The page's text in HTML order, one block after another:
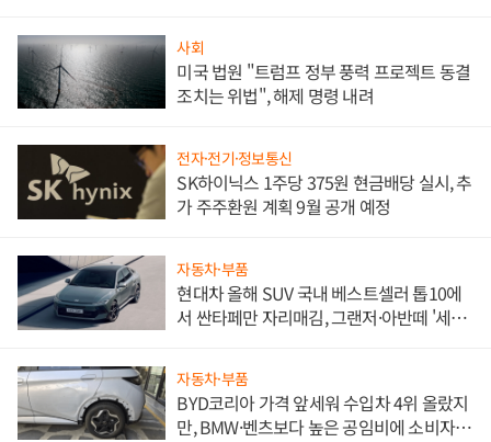
사회
미국 법원 "트럼프 정부 풍력 프로젝트 동결
조치는 위법", 해제 명령 내려
전자·전기·정보통신
SK하이닉스 1주당 375원 현금배당 실시, 추
가 주주환원 계획 9월 공개 예정
자동차·부품
현대차 올해 SUV 국내 베스트셀러 톱10에
서 싼타페만 자리매김, 그랜저·아반떼 '세단
자동차·부품
BYD코리아 가격 앞세워 수입차 4위 올랐지
만, BMW·벤츠보다 높은 공임비에 소비자